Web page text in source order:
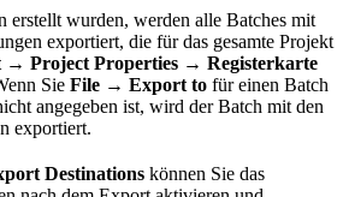
erstellt wurden, werden alle Batches mit
exportiert, die für das gesamte Projekt
→ Project Properties → Registerkarte
Sie File → Export to für einen Batch
angegeben ist, wird der Batch mit den
exportiert.
Destinations können Sie das